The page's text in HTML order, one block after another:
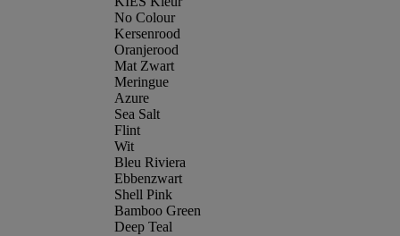
No Colour
Kersenrood
Oranjerood
Mat Zwart
Meringue
Azure
Sea Salt
Flint
Wit
Bleu Riviera
Ebbenzwart
Shell Pink
Bamboo Green
Deep Teal